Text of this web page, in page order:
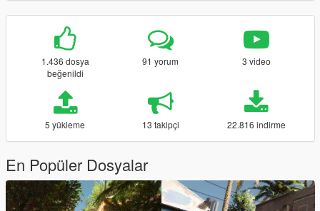
1.436 dosya
beğenildi
91 yorum 3 video
5 yükleme 13 takipçi 22.816 indirme
En Popüler Dosyalar